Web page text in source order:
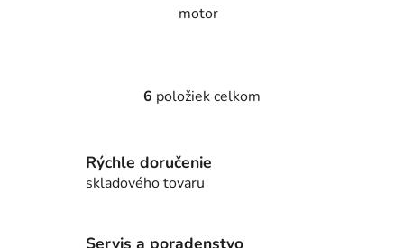
motor
O
á
d
6 položiek celkom
Rýchle doručenie
skladového tovaru